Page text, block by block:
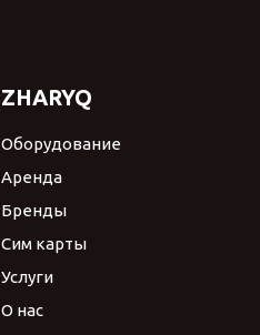
ZHARYQ
Оборудование
Аренда
Бренды
Сим карты
Услуги
О нас